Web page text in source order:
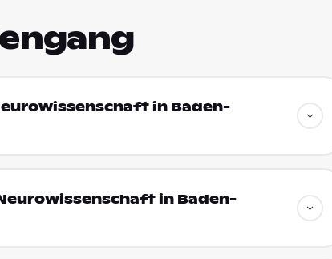
in Baden-
in Baden-